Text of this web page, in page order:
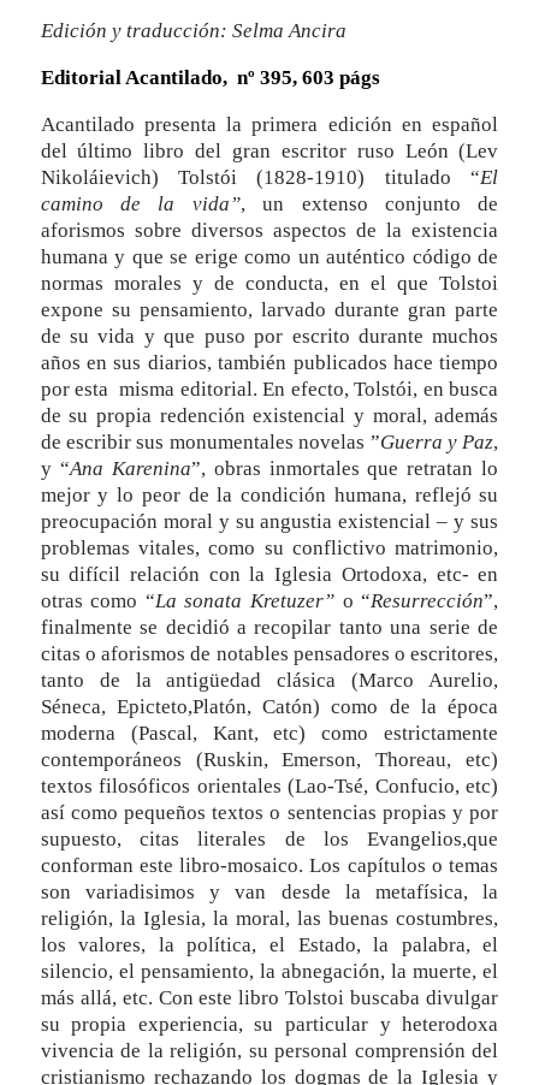
Edición y traducción: Selma Ancira
Editorial Acantilado, nº 395, 603 págs
Acantilado presenta la primera edición en español
del último libro del gran escritor ruso León (Lev
Nikoláievich) Tolstói (1828-1910) titulado “El
camino de
la vida”, un extenso conjunto de
aforismos sobre diversos aspectos de la existencia
humana y que se erige como un auténtico código de
normas morales y de conducta, en el que Tolstoi
expone su pensamiento, larvado durante gran parte
de su vida y que puso por escrito durante muchos
años en sus diarios, también publicados hace tiempo
por esta misma editorial. En efecto, Tolstói, en busca
de su propia redención existencial y moral, además
de escribir sus monumentales novelas ”Guerra y Paz,
y “Ana Karenina”, obras inmortales que retratan lo
mejor y lo peor de la condición humana, reflejó su
preocupación moral y su angustia existencial – y sus
problemas vitales, como su conflictivo matrimonio,
su difícil relación con la Iglesia Ortodoxa, etc- en
otras como “La sonata Kretuzer” o “Resurrección”,
finalmente se decidió a recopilar tanto una serie de
citas o aforismos de notables pensadores o escritores,
tanto de la antigüedad clásica (Marco Aurelio,
Séneca, Epicteto,Platón, Catón) como de la época
moderna (Pascal, Kant, etc) como estrictamente
contemporáneos (Ruskin, Emerson, Thoreau, etc)
textos filosóficos orientales (Lao-Tsé, Confucio, etc)
así como pequeños textos o sentencias propias y por
supuesto, citas literales de los Evangelios,que
conforman este libro-mosaico. Los capítulos o temas
son variadisimos y van desde la metafísica, la
religión, la Iglesia, la moral, las buenas costumbres,
los valores, la política, el Estado, la palabra, el
silencio, el pensamiento, la abnegación, la muerte, el
más allá, etc. Con este libro Tolstoi buscaba divulgar
su propia experiencia, su particular y heterodoxa
vivencia de la religión, su personal comprensión del
cristianismo rechazando los dogmas de la Iglesia y